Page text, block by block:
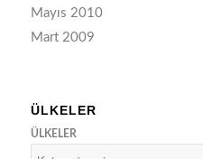
Mayıs 2010
Mart 2009
ÜLKELER
ÜLKELER